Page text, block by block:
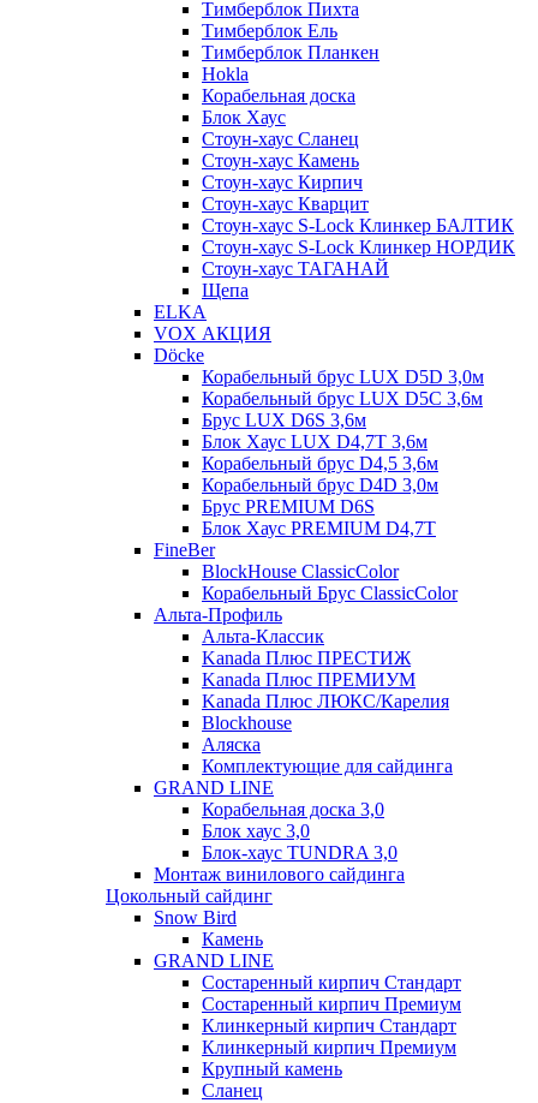
Тимберблок Пихта
Тимберблок Ель
Тимберблок Планкен
Hokla
Корабельная доска
Блок Хаус
Стоун-хаус Сланец
Стоун-хаус Камень
Стоун-хаус Кирпич
Стоун-хаус Кварцит
Стоун-хаус S-Lock Клинкер БАЛТИК
Стоун-хаус S-Lock Клинкер НОРДИК
Стоун-хаус ТАГАНАЙ
Щепа
ELKA
VOX АКЦИЯ
Döcke
Корабельный брус LUX D5D 3,0м
Корабельный брус LUX D5C 3,6м
Брус LUX D6S 3,6м
Блок Хаус LUX D4,7T 3,6м
Корабельный брус D4,5 3,6м
Корабельный брус D4D 3,0м
Брус PREMIUM D6S
Блок Хаус PREMIUM D4,7T
FineBer
BlockHouse ClassicColor
Корабельный Брус ClassicColor
Альта-Профиль
Альта-Классик
Kanada Плюс ПРЕСТИЖ
Kanada Плюс ПРЕМИУМ
Kanada Плюс ЛЮКС/Карелия
Blockhouse
Аляска
Комплектующие для сайдинга
GRAND LINE
Корабельная доска 3,0
Блок хаус 3,0
Блок-хаус TUNDRA 3,0
Монтаж винилового сайдинга
Цокольный сайдинг
Snow Bird
Камень
GRAND LINE
Состаренный кирпич Стандарт
Состаренный кирпич Премиум
Клинкерный кирпич Стандарт
Клинкерный кирпич Премиум
Крупный камень
Сланец